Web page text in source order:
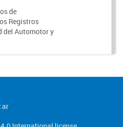
de
Registros
del Automotor y